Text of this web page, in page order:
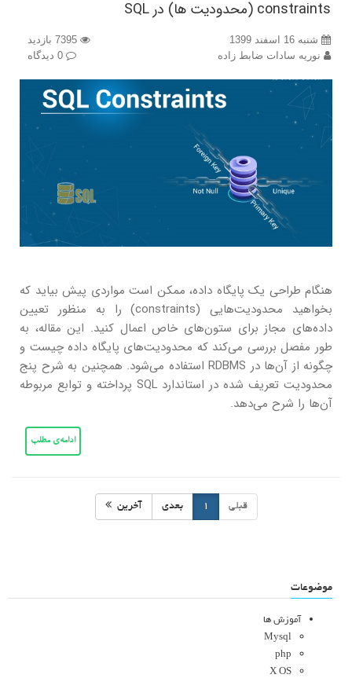
constraints (محدودیت ها) در SQL
شنبه 16 اسفند 1399
نوریه سادات ضابط زاده
هنگام طراحی یک پایگاه داده، ممکن است مواردی پیش بیاید که
بخواهید محدودیت‌هایی (constraints) را به منظور تعیین
داده‌های مجاز برای ستون‌های خاص اعمال کنید. این مقاله، به
طور مفصل بررسی می‌کند که محدودیت‌های پایگاه داده چیست و
چگونه از آن‌ها در RDBMS استفاده می‌شود. همچنین به شرح پنج
محدودیت تعریف شده در استاندارد SQL پرداخته و توابع مربوطه
آن‌ها را شرح می‌دهد.
ادامه‌ی مطلب
قبلی 1 بعدی آخرین
موضوعات
آموزش ها
Mysql
php
X OS